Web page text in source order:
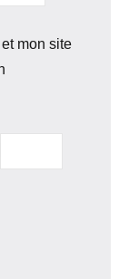
mon site